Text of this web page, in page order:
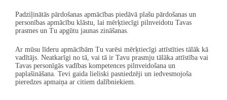
Padziļinātās pārdošanas apmācības piedāvā plašu pārdošanas un
personības apmācību klāstu, lai mērķtiecīgi pilnveidotu Tavas
prasmes un Tu apgūtu jaunas zināšanas.
Ar mūsu līderu apmācībām Tu varēsi mērķtiecīgi attīstīties tālāk kā
vadītājs. Neatkarīgi no tā, vai tā ir Tavu prasmju tālāka attīstība vai
Tavas personīgās vadības kompetences pilnveidošana un
paplašināšana. Tevi gaida lieliski pasniedzēji un iedvesmojoša
pieredzes apmaiņa ar citiem dalībniekiem.